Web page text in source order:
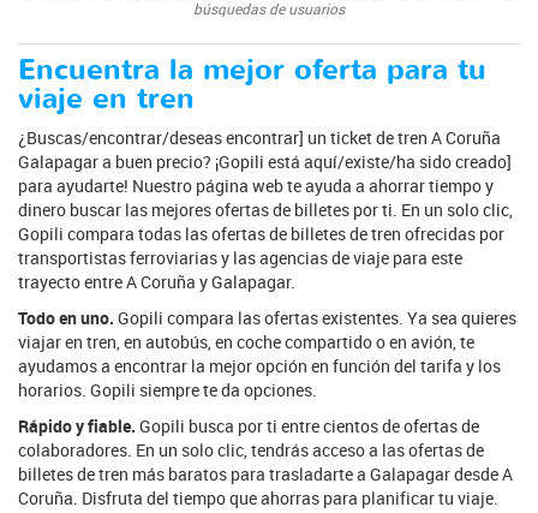
búsquedas de usuarios
Encuentra la mejor oferta para tu
viaje en tren
¿Buscas/encontrar/deseas encontrar] un ticket de tren A Coruña
Galapagar a buen precio? ¡Gopili está aquí/existe/ha sido creado]
para ayudarte! Nuestro página web te ayuda a ahorrar tiempo y
dinero buscar las mejores ofertas de billetes por ti. En un solo clic,
Gopili compara todas las ofertas de billetes de tren ofrecidas por
transportistas ferroviarias y las agencias de viaje para este
trayecto entre A Coruña y Galapagar.
Todo en uno. Gopili compara las ofertas existentes. Ya sea quieres
viajar en tren, en autobús, en coche compartido o en avión, te
ayudamos a encontrar la mejor opción en función del tarifa y los
horarios. Gopili siempre te da opciones.
Rápido y fiable. Gopili busca por ti entre cientos de ofertas de
colaboradores. En un solo clic, tendrás acceso a las ofertas de
billetes de tren más baratos para trasladarte a Galapagar desde A
Coruña. Disfruta del tiempo que ahorras para planificar tu viaje.